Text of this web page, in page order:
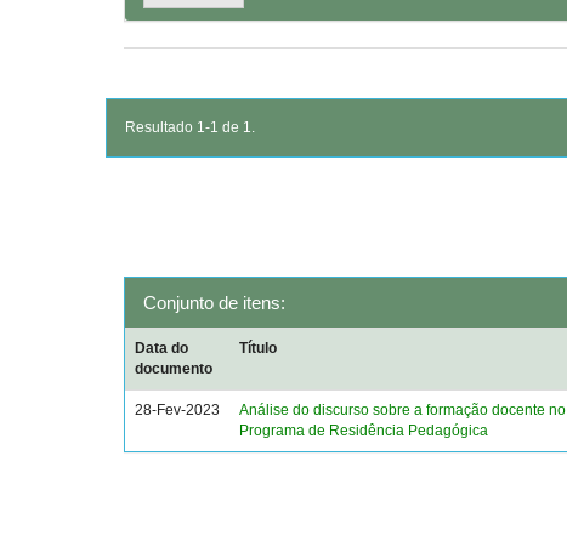
Resultado 1-1 de 1.
Conjunto de itens:
Data do
documento
Título
28-Fev-2023
Análise do discurso sobre a formação docente no
Programa de Residência Pedagógica